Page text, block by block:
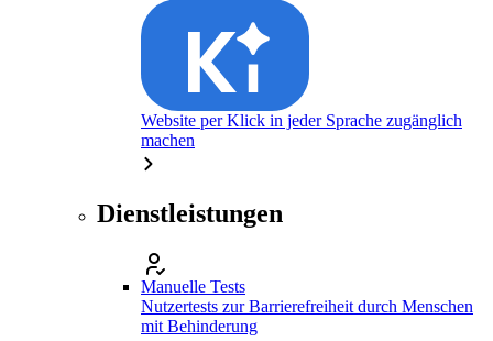
Website per Klick in jeder Sprache zugänglich
machen
Dienstleistungen
Manuelle Tests
Nutzertests zur Barrierefreiheit durch Menschen
mit Behinderung